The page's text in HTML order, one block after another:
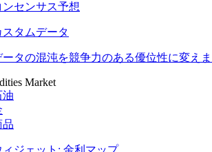
ンセンサス予想
スタムデータ
ータの混沌を競争力のある優位性に変え
Market
油
品
ィジェット: 金利マップ